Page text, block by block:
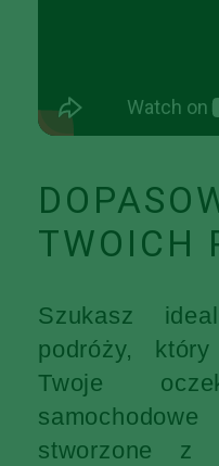
TWOICH
Szukasz
podróży,
Twoje
stworzone z